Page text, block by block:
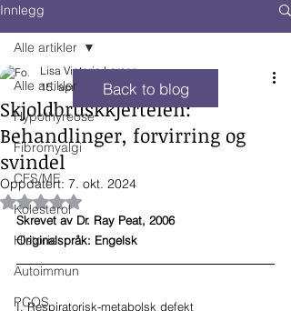
Innlegg
Alle artikler
Hypothyreose
Fibromyalgi
CFS/ME
Kolesterol
Historie
Autoimmun
PCOS
Alle artikler
Skjoldbruskkjertelen:
Behandlinger, forvirring og
svindel
Lisa Victoria Larsen
15. apr. 2023
19 min lesing
Oppdatert: 7. okt. 2024
Gitt NaN av 5 stjerner.
Skrevet av Dr. Ray Peat, 2006
Originalspråk: Engelsk
I. Respiratorisk-metabolsk defekt
Back to blog